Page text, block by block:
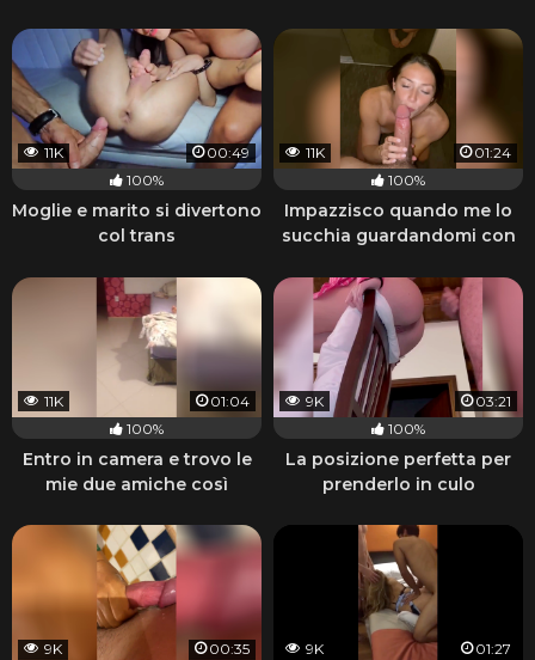
11K
00:49
100%
Moglie e marito si divertono
col trans
11K
01:24
100%
Impazzisco quando me lo
succhia guardandomi con
11K
01:04
100%
Entro in camera e trovo le
mie due amiche così
9K
03:21
100%
La posizione perfetta per
prenderlo in culo
9K
00:35
9K
01:27